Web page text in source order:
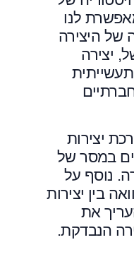
לנו
של היצירה
יצירה
יצירות
במסר של
נוסף על
בין יצירות
את
הנבדקת.